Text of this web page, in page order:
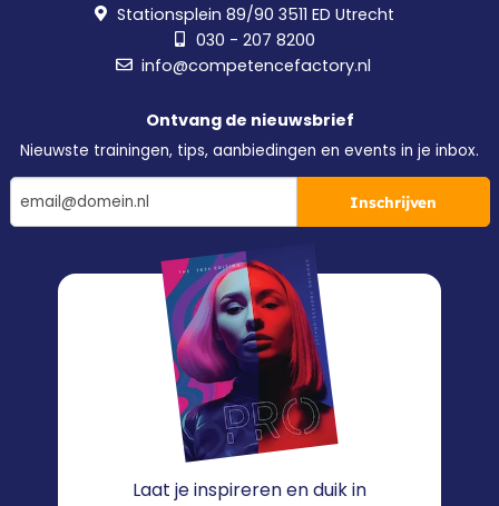
Stationsplein 89/90 3511 ED Utrecht
030 - 207 8200
info@competencefactory.nl
Ontvang de nieuwsbrief
Nieuwste trainingen, tips, aanbiedingen en events in je inbox.
Inschrijven
Laat je inspireren en duik in